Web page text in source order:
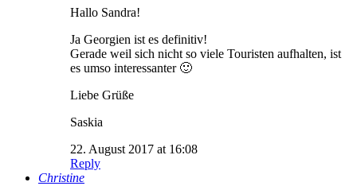
Hallo Sandra!
Ja Georgien ist es definitiv!
Gerade weil sich nicht so viele Touristen aufhalten, ist
es umso interessanter 🙂
Liebe Grüße
Saskia
22. August 2017 at 16:08
Reply
Christine